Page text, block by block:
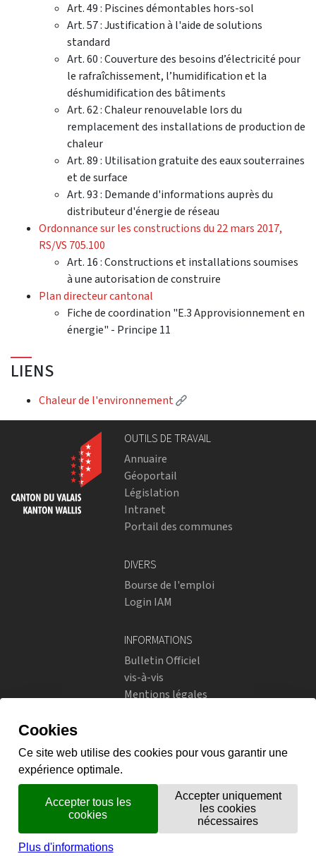
Art. 49 : Piscines démontables hors-sol
Art. 57 : Justification à l'aide de solutions
standard
Art. 60 : Couverture des besoins d’électricité pour
le rafraîchissement, l’humidification et la
déshumidification des bâtiments
Art. 62 : Chaleur renouvelable lors du
remplacement des installations de production de
chaleur
Art. 89 : Utilisation gratuite des eaux souterraines
et de surface
Art. 93 : Demande d'informations auprès du
distributeur d'énergie de réseau
Ordonnance sur les constructions du 22 mars 2017,
RS/VS 705.100
Art. 16 : Constructions et installations soumises
à une autorisation de construire
Plan directeur cantonal
Fiche de coordination "E.3 Approvisionnement en
énergie" - Principe 11
LIENS
Chaleur de l'environnement (Lien externe)
OUTILS DE TRAVAIL
Annuaire
Géoportail
Législation
Intranet
Portail des communes
DIVERS
Bourse de l'emploi
Login IAM
INFORMATIONS
Bulletin Officiel
vis-à-vis
Mentions légales
Instagram
flickr